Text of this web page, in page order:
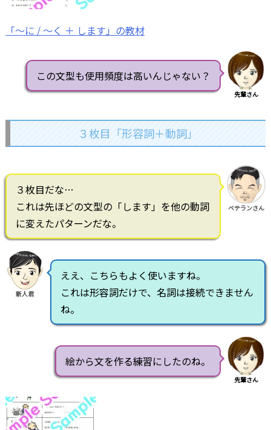
「～に / ～く ＋ します」の教材
この文型も使用頻度は高いんじゃない？
先輩さん
３枚目「形容詞＋動詞」
３枚目だな…
これは先ほどの文型の「します」を他の動詞
に変えたパターンだな。
ベテランさん
新人君
ええ、こちらもよく使いますね。
これは形容詞だけで、名詞は接続できません
ね。
絵から文を作る練習にしたのね。
先輩さん